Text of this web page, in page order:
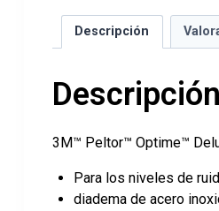
Descripción
Descripción
3M™ Peltor™ Optime™
Para los niveles de
diadema de acero